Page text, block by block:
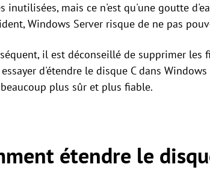
inutilisées, mais ce n'est qu'une goutte
Windows Server risque de ne pas
il est déconseillé de supprimer
d'étendre le disque C dans
plus sûr et plus fiable.
étendre le